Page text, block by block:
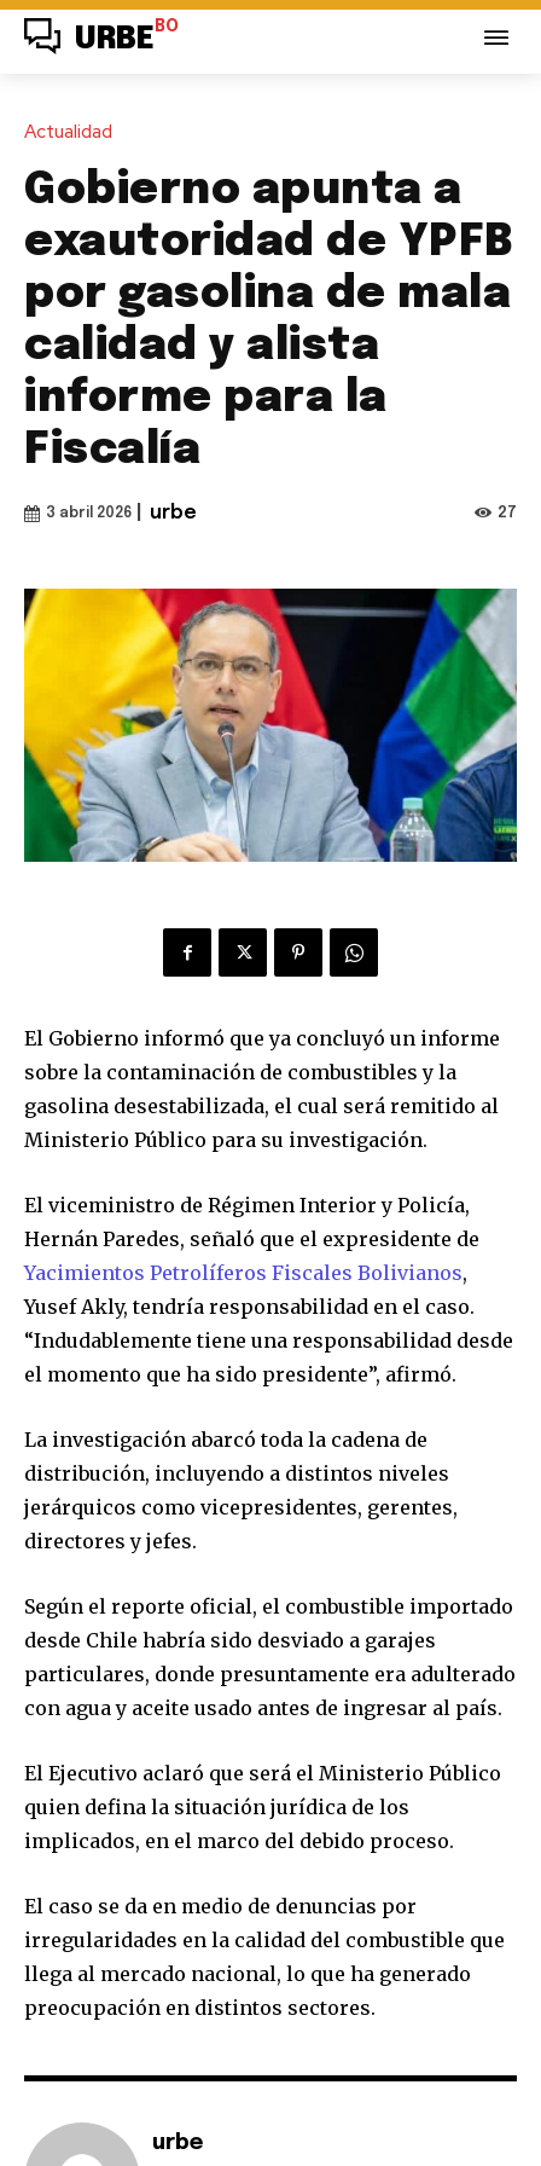
Join our community of
SUBSCRIBERS and be part of the
conversation.
To subscribe, simply enter your email address on our website
your privacy and won't spam your inbox. Your information is
safe with us.
URBE BO
Actualidad
Gobierno apunta a
exautoridad de YPFB
por gasolina de mala
calidad y alista
informe para la
Fiscalía
3 abril 2026 urbe 27
El Gobierno informó que ya concluyó un informe
sobre la contaminación de combustibles y la
gasolina desestabilizada, el cual será remitido al
Ministerio Público para su investigación.
El viceministro de Régimen Interior y Policía,
Hernán Paredes, señaló que el expresidente de
Yacimientos Petrolíferos Fiscales Bolivianos,
Yusef Akly, tendría responsabilidad en el caso.
“Indudablemente tiene una responsabilidad desde
el momento que ha sido presidente”, afirmó.
La investigación abarcó toda la cadena de
distribución, incluyendo a distintos niveles
jerárquicos como vicepresidentes, gerentes,
directores y jefes.
Según el reporte oficial, el combustible importado
desde Chile habría sido desviado a garajes
particulares, donde presuntamente era adulterado
con agua y aceite usado antes de ingresar al país.
El Ejecutivo aclaró que será el Ministerio Público
quien defina la situación jurídica de los
implicados, en el marco del debido proceso.
El caso se da en medio de denuncias por
irregularidades en la calidad del combustible que
llega al mercado nacional, lo que ha generado
preocupación en distintos sectores.
urbe